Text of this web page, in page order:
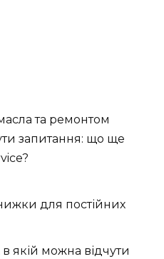
та ремонтом
запитання: що ще
для постійних
якій можна відчути